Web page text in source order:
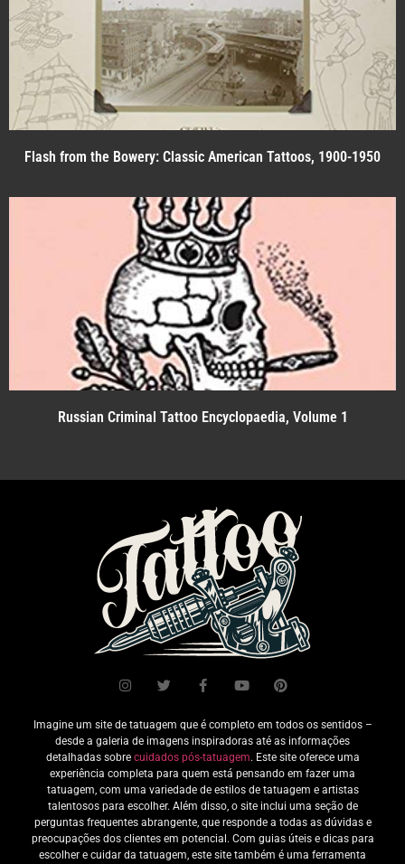
Flash from the Bowery: Classic American Tattoos, 1900-1950
Russian Criminal Tattoo Encyclopaedia, Volume 1
Imagine um site de tatuagem que é completo em todos os sentidos –
desde a galeria de imagens inspiradoras até as informações
detalhadas sobre cuidados pós-tatuagem. Este site oferece uma
experiência completa para quem está pensando em fazer uma
tatuagem, com uma variedade de estilos de tatuagem e artistas
talentosos para escolher. Além disso, o site inclui uma seção de
perguntas frequentes abrangente, que responde a todas as dúvidas e
preocupações dos clientes em potencial. Com guias úteis e dicas para
escolher e cuidar da tatuagem, este site também é uma ferramenta